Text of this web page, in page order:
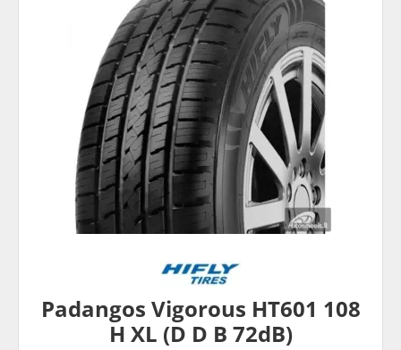
Padangos Vigorous HT601 108
H XL (D D B 72dB)